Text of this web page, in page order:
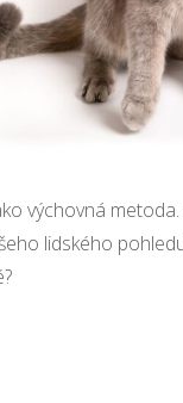
výchovná
lidského